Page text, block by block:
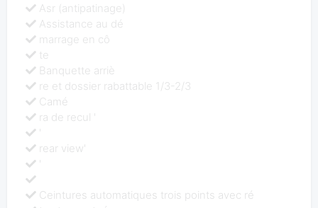
Asr (antipatinage)
Assistance au dé
marrage en cô
te
Banquette arriè
re et dossier rabattable 1/3-2/3
Camé
ra de recul '
'
rear view'
'
Ceintures automatiques trois points avec ré